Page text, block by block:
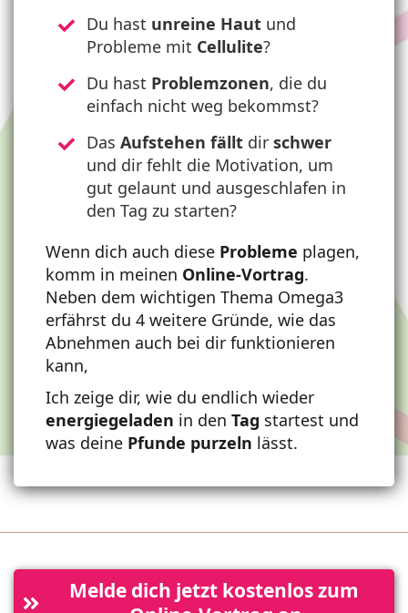
Du hast unreine Haut und
Probleme mit Cellulite?
Du hast Problemzonen, die du
einfach nicht weg bekommst?
Das Aufstehen fällt dir schwer
und dir fehlt die Motivation, um
gut gelaunt und ausgeschlafen in
den Tag zu starten?
Wenn dich auch diese Probleme plagen,
komm in meinen Online-Vortrag.
Neben dem wichtigen Thema Omega3
erfährst du 4 weitere Gründe, wie das
Abnehmen auch bei dir funktionieren
kann,
Ich zeige dir, wie du endlich wieder
energiegeladen in den Tag startest und
was deine Pfunde purzeln lässt.
Melde dich jetzt kostenlos zum